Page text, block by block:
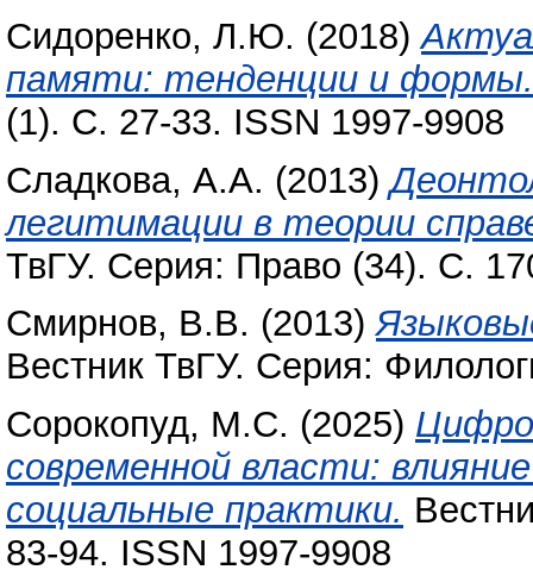
Сидоренко, Л.Ю. (2018)
памяти: тенденции и формы.
(1). С. 27-33. ISSN 1997-9908
Сладкова, А.А. (2013)
легитимации в теории
ТвГУ. Серия: Право (34). С.
Смирнов, В.В. (2013)
Вестник ТвГУ. Серия:
Сорокопуд, М.С. (2025)
современной власти:
социальные практики.
83-94. ISSN 1997-9908